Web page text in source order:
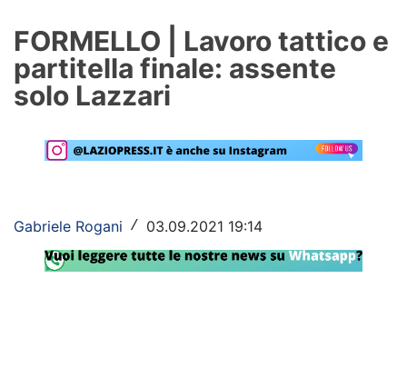
Formello
Infortuni
Primavera
Lazio Women
Rassegna Lazio
FORMELLO | Lavoro tattico e
partitella finale: assente
solo Lazzari
Gabriele Rogani / 03.09.2021 19:14